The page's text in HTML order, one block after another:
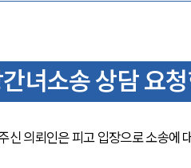
녀소송 상담 요
의뢰인은 피고 입장으로 소송에